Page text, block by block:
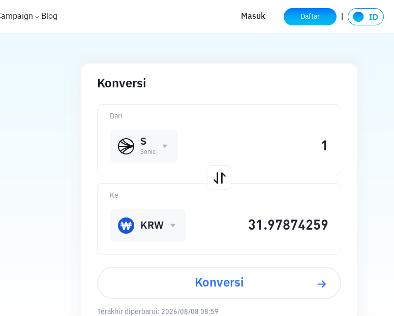
Blog Masuk Daftar
Konversi
Dari
S
Sonic
Ke
KRW
Konversi
Terakhir diperbarui: 2026/08/08 08:59